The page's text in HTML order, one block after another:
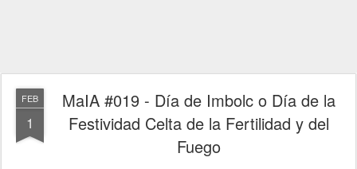
FEB
1
MaIA #019 - Día de Imbolc o Día de la
Festividad Celta de la Fertilidad y del
Fuego